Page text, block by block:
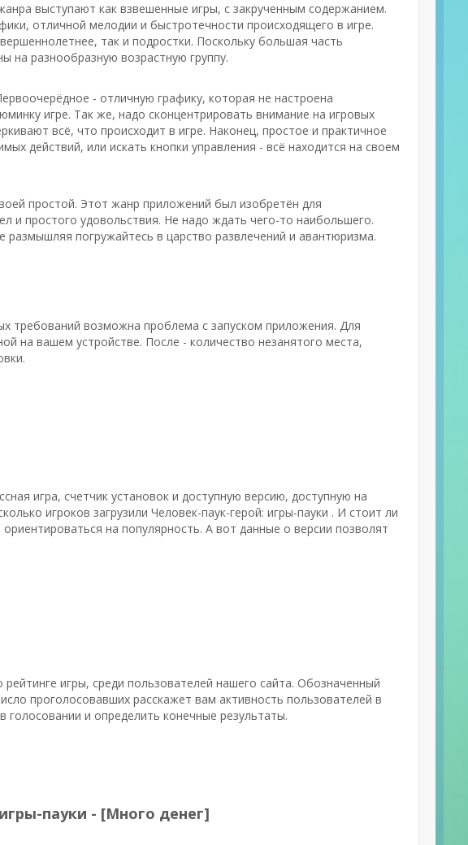
выступают как взвешенные игры, с закрученным содержанием.
отличной мелодии и быстротечности происходящего в игре.
так и подростки. Поскольку большая часть
на разнообразную возрастную группу.
- отличную графику, которая не настроена
игре. Так же, надо сконцентрировать внимание на игровых
всё, что происходит в игре. Наконец, простое и практичное
действий, или искать кнопки управления - всё находится на своем
простой. Этот жанр приложений был изобретён для
и простого удовольствия. Не надо ждать чего-то наибольшего.
погружайтесь в царство развлечений и авантюризма.
требований возможна проблема с запуском приложения. Для
на вашем устройстве. После - количество незанятого места,
игра, счетчик установок и доступную версию, доступную на
игроков загрузили Человек-паук-герой: игры-пауки . И стоит ли
на популярность. А вот данные о версии позволят
игры, среди пользователей нашего сайта. Обозначенный
проголосовавших расскажет вам активность пользователей в
и определить конечные результаты.
пауки - [Много денег]